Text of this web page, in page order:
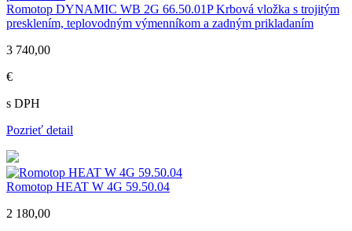
Romotop DYNAMIC WB 2G 66.50.01P Krbová vložka s trojitým
presklením, teplovodným výmenníkom a zadným prikladaním
3 740,00
€
s DPH
Pozrieť detail
Romotop HEAT W 4G 59.50.04
2 180,00